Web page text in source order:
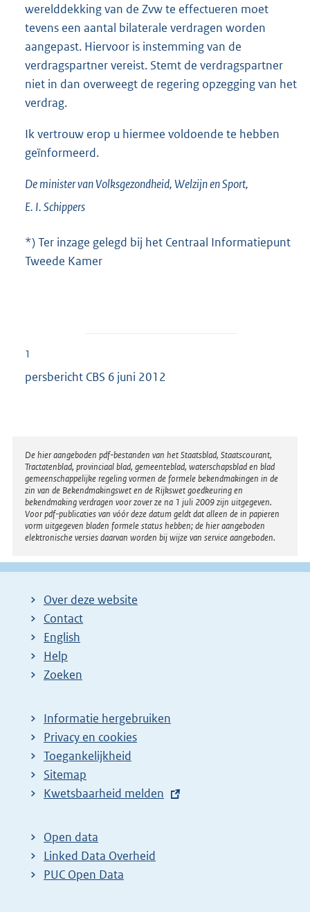
werelddekking van de Zvw te effectueren moet
tevens een aantal bilaterale verdragen worden
aangepast. Hiervoor is instemming van de
verdragspartner vereist. Stemt de verdragspartner
niet in dan overweegt de regering opzegging van het
verdrag.
Ik vertrouw erop u hiermee voldoende te hebben
geïnformeerd.
De minister van Volksgezondheid, Welzijn en Sport,
E. I.Schippers
*) Ter inzage gelegd bij het Centraal Informatiepunt
Tweede Kamer
1
persbericht CBS 6 juni 2012
Disclaimer
De hier aangeboden pdf-bestanden van het Staatsblad, Staatscourant,
Tractatenblad, provinciaal blad, gemeenteblad, waterschapsblad en blad
gemeenschappelijke regeling vormen de formele bekendmakingen in de
zin van de Bekendmakingswet en de Rijkswet goedkeuring en
bekendmaking verdragen voor zover ze na 1 juli 2009 zijn uitgegeven.
Voor pdf-publicaties van vóór deze datum geldt dat alleen de in papieren
vorm uitgegeven bladen formele status hebben; de hier aangeboden
elektronische versies daarvan worden bij wijze van service aangeboden.
Over deze website
Contact
English
Help
Zoeken
Informatie hergebruiken
Privacy en cookies
Toegankelijkheid
Sitemap
E
t
e
r
Kwetsbaarheid melden
Open data
Linked Data Overheid
PUC Open Data